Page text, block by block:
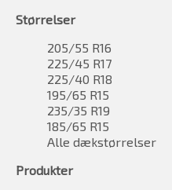
Størrelser
205/55 R16
225/45 R17
225/40 R18
195/65 R15
235/35 R19
185/65 R15
Alle dækstørrelser
Produkter